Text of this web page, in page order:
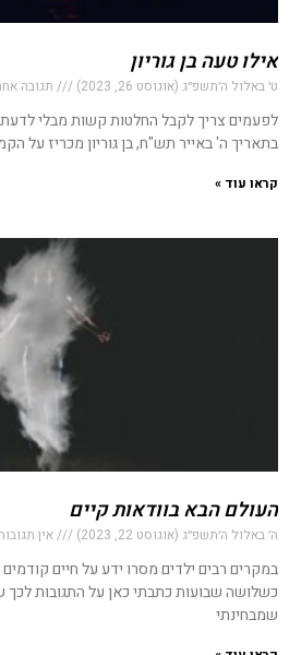
אילו טעה בן גוריון
ט׳ באלול ה׳תשפ״ג (אוגוסט 26, 2023) תגובה
לפעמים צריך לקבל החלטות קשות מבלי לדעת
בתאריך ה' באייר תש"ח, בן גוריון מכריז על
קראו עוד »
העולם הבא בוודאות קיים
ה׳ באלול ה׳תשפ״ג (אוגוסט 22, 2023) אין
במקרים רבים ילדים מסרו ידע על חיים
כשלושה שבועות כתבתי כאן על התגובות לכך
שמבחינתי